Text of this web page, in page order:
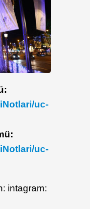
uc-
uc-
intagram: